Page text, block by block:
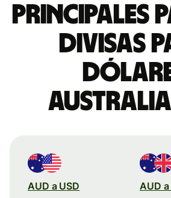
Principales
divisas
AUD a USD AUD a